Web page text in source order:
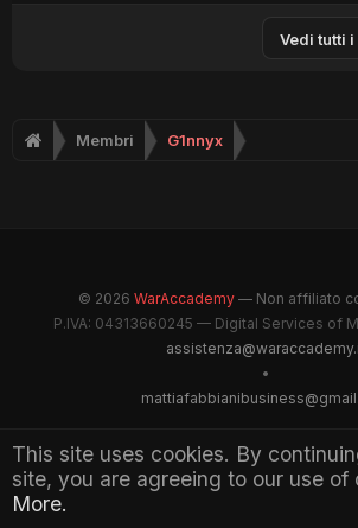
This site uses cookies. By
site, you are agreeing to our use of
More.
Vedi tutti
Membri G1nnyx
© 2026 WarAccademy — Non affiliato
P.IVA: 04313660245 — Digital Services of
•
@GhostFabbyz
Maintained by WarAccademy